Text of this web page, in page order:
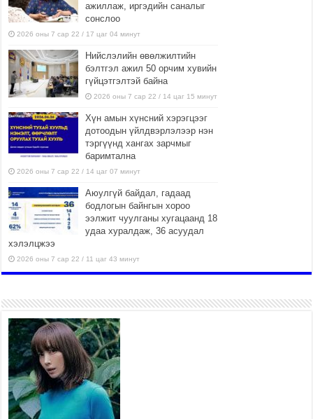
ажиллаж, иргэдийн саналыг
сонслоо
2026 оны 7 сар 22 / 17 цаг 04 минут
Нийслэлийн өвөлжилтийн
бэлтгэл ажил 50 орчим хувийн
гүйцэтгэлтэй байна
2026 оны 7 сар 22 / 14 цаг 15 минут
Хүн амын хүнсний хэрэгцээг
дотоодын үйлдвэрлэлээр нэн
тэргүүнд хангах зарчмыг
баримтална
2026 оны 7 сар 22 / 14 цаг 07 минут
Аюулгүй байдал, гадаад
бодлогын байнгын хороо
ээлжит чуулганы хугацаанд 18
удаа хуралдаж, 36 асуудал
хэлэлцжээ
2026 оны 7 сар 22 / 11 цаг 43 минут
боломжтой-Хүүхэд хөгжүүлэх
төв” байгуулах төсөлд төр,
хувийн хэвшлийн түншлэлийн хүрээнд хамтран
ажиллахыг урьж байна
2026 оны 7 сар 22 / 9 цаг 28 минут
Б.Пүрэвдагва: “Урт цагаан”-ыг
залуучууд чөлөөт цагаа
өнгөрүүлдэг, жуулчид зорьж